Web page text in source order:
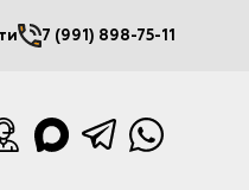
кабинет
7 (991) 898-75-11